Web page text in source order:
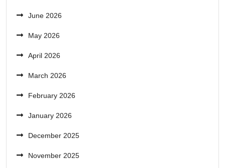
June 2026
May 2026
April 2026
March 2026
February 2026
January 2026
December 2025
November 2025